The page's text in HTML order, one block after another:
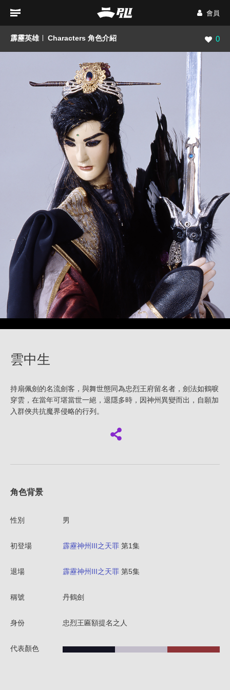
會員
霹靂英雄 Characters 角色介紹 瀏覽
0
雲中生
持扇佩劍的名流劍客，與舞世態同為忠烈王府留名者，劍法如鶴唳
穿雲，在當年可堪當世一絕，退隱多時，因神州異變而出，自願加
入群俠共抗魔界侵略的行列。
角色背景
性別 男
初登場 霹靂神州III之天罪 第1集
退場 霹靂神州III之天罪 第5集
稱號 丹鶴劍
身份 忠烈王匾額提名之人
代表顏色